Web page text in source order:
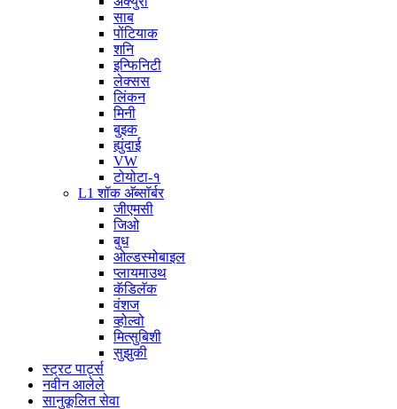
साब
पोंटियाक
शनि
इन्फिनिटी
लेक्सस
लिंकन
मिनी
बुइक
ह्युंदाई
VW
टोयोटा-१
L1 शॉक अ‍ॅब्सॉर्बर
जीएमसी
जिओ
बुध
ओल्डस्मोबाइल
प्लायमाउथ
कॅडिलॅक
वंशज
व्होल्वो
मित्सुबिशी
सुझुकी
स्ट्रट पार्ट्स
नवीन आलेले
सानुकूलित सेवा